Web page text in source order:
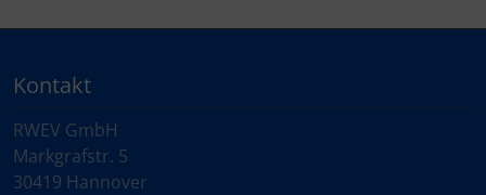
Kontakt
RWEV GmbH
Markgrafstr. 5
30419 Hannover